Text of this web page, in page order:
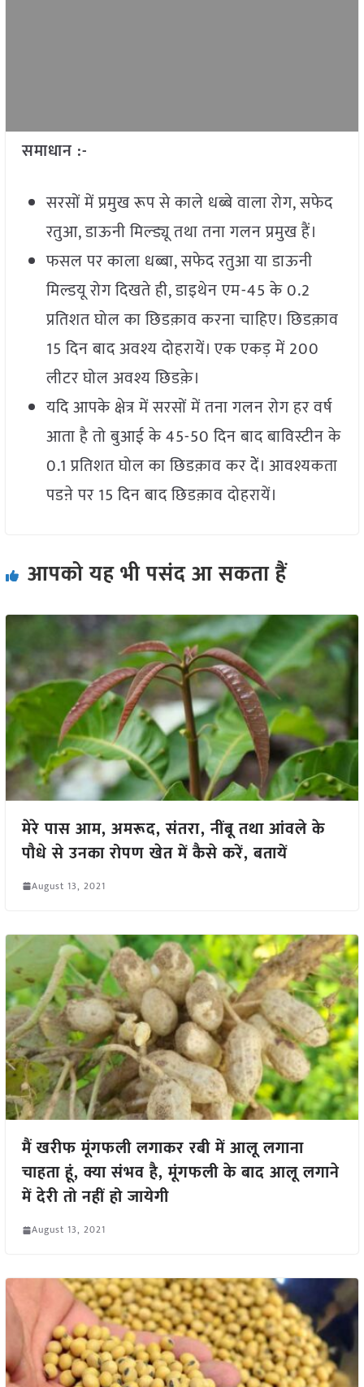
समाधान :-
सरसों में प्रमुख रूप से काले धब्बे वाला रोग, सफेद
रतुआ, डाऊनी मिल्ड्यू तथा तना गलन प्रमुख हैं।
फसल पर काला धब्बा, सफेद रतुआ या डाऊनी
मिल्डयू रोग दिखते ही, डाइथेन एम-45 के 0.2
प्रतिशत घोल का छिडक़ाव करना चाहिए। छिडक़ाव
15 दिन बाद अवश्य दोहरायें। एक एकड़ में 200
लीटर घोल अवश्य छिडक़े।
यदि आपके क्षेत्र में सरसों में तना गलन रोग हर वर्ष
आता है तो बुआई के 45-50 दिन बाद बाविस्टीन के
0.1 प्रतिशत घोल का छिडक़ाव कर देें। आवश्यकता
पडऩे पर 15 दिन बाद छिडक़ाव दोहरायें।
आपको यह भी पसंद आ सकता हैं
मेरे पास आम, अमरूद, संतरा, नींबू तथा आंवले के
पौधे से उनका रोपण खेत में कैसे करें, बतायें
August 13, 2021
मैं खरीफ मूंगफली लगाकर रबी में आलू लगाना
चाहता हूं, क्या संभव है, मूंगफली के बाद आलू लगाने
में देरी तो नहीं हो जायेगी
August 13, 2021